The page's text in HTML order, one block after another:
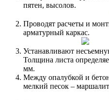
пятен, высолов.
Проводят расчеты и
арматурный каркас.
Устанавливают
Толщина листа
мм.
Между опалубкой и
мелкий песок –